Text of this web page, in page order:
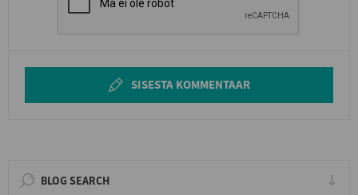
SISESTA KOMMENTAAR
BLOG SEARCH